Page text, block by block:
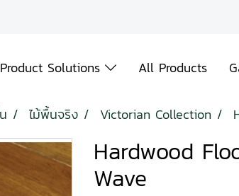
Product Solutions All Products
ไม้พื้นจริง Victorian Collection
Hardwood
Wave